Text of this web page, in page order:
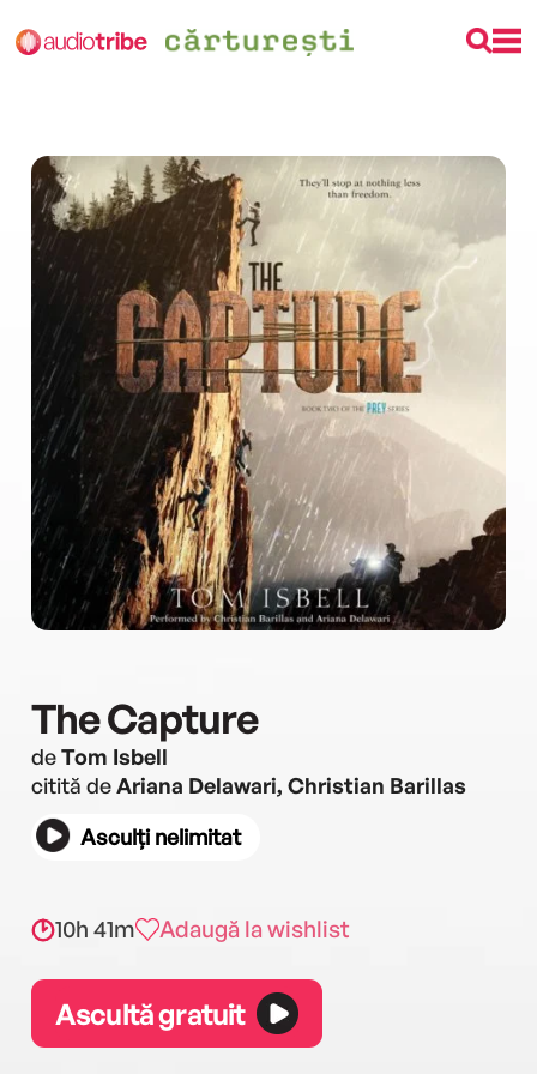
The Capture
deTom Isbell
citită deAriana Delawari, Christian Barillas
Asculți nelimitat
10h 41m Adaugă la wishlist
Ascultă gratuit